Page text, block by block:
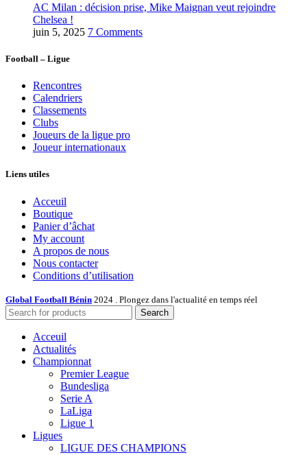
AC Milan : décision prise, Mike Maignan veut rejoindre
Chelsea !
juin 5, 2025 7 Comments
Football – Ligue
Rencontres
Calendriers
Classements
Clubs
Joueurs de la ligue pro
Joueur internationaux
Liens utiles
Acceuil
Boutique
Panier d’âchat
My account
A propos de nous
Nous contacter
Conditions d’utilisation
Global Football Bénin 2024 . Plongez dans l'actualité en temps réel
Search
Acceuil
Actualités
Championnat
Premier League
Bundesliga
Serie A
LaLiga
Ligue 1
Ligues
LIGUE DES CHAMPIONS